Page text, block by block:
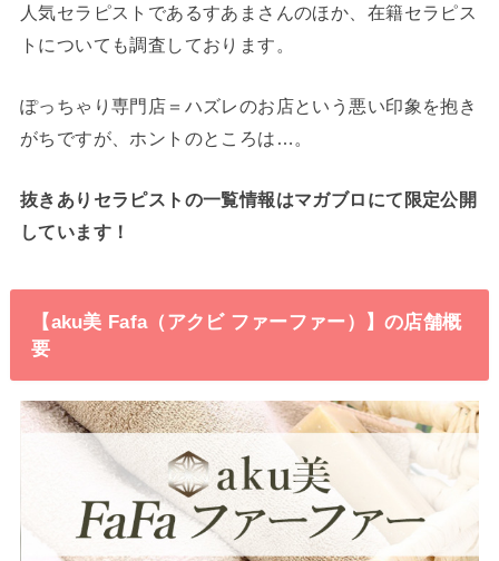
人気セラピストであるすあまさんのほか、在籍セラピス
トについても調査しております。
ぽっちゃり専門店＝ハズレのお店という悪い印象を抱き
がちですが、ホントのところは…。
抜きありセラピストの一覧情報はマガブロにて限定公開
しています！
【aku美 Fafa（アクビ ファーファー）】の店舗概
要